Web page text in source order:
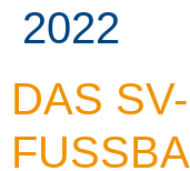
2022
DAS SV-